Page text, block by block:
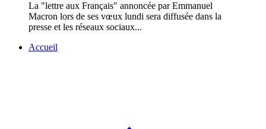
La "lettre aux Français" annoncée par Emmanuel
Macron lors de ses vœux lundi sera diffusée dans la
presse et les réseaux sociaux...
Accueil